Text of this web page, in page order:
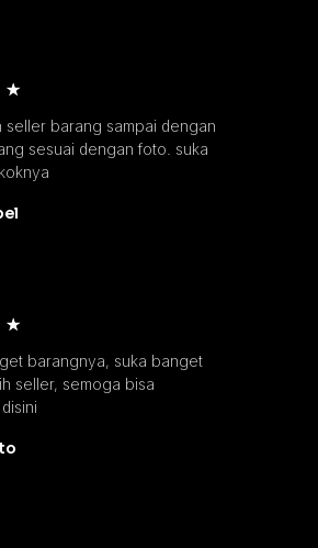
★
seller barang sampai dengan
sesuai dengan foto. suka
★
barangnya, suka banget
seller, semoga bisa